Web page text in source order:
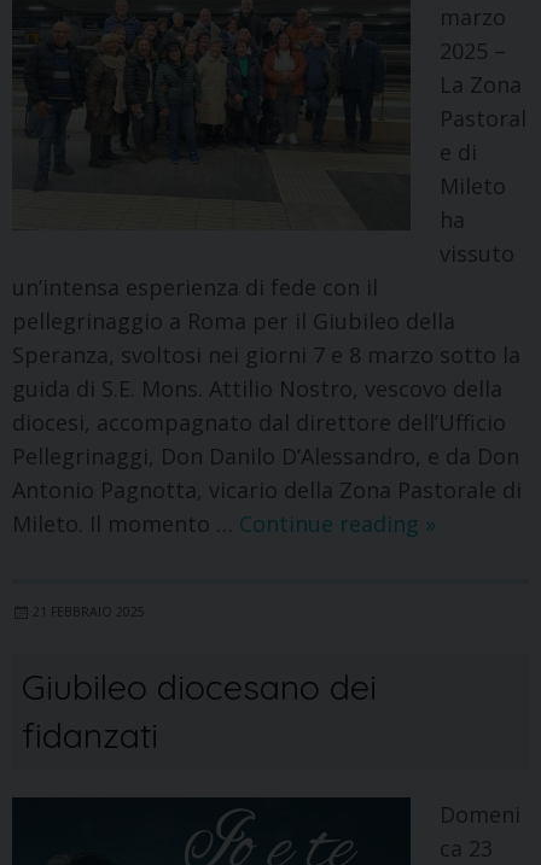
marzo
2025 –
La Zona
Pastoral
e di
Mileto
ha
vissuto
un’intensa esperienza di fede con il
pellegrinaggio a Roma per il Giubileo della
Speranza, svoltosi nei giorni 7 e 8 marzo sotto la
guida di S.E. Mons. Attilio Nostro, vescovo della
diocesi, accompagnato dal direttore dell’Ufficio
Pellegrinaggi, Don Danilo D’Alessandro, e da Don
Antonio Pagnotta, vicario della Zona Pastorale di
Mileto. Il momento … Continue reading »
21 FEBBRAIO 2025
Giubileo diocesano dei
fidanzati
Domeni
ca 23